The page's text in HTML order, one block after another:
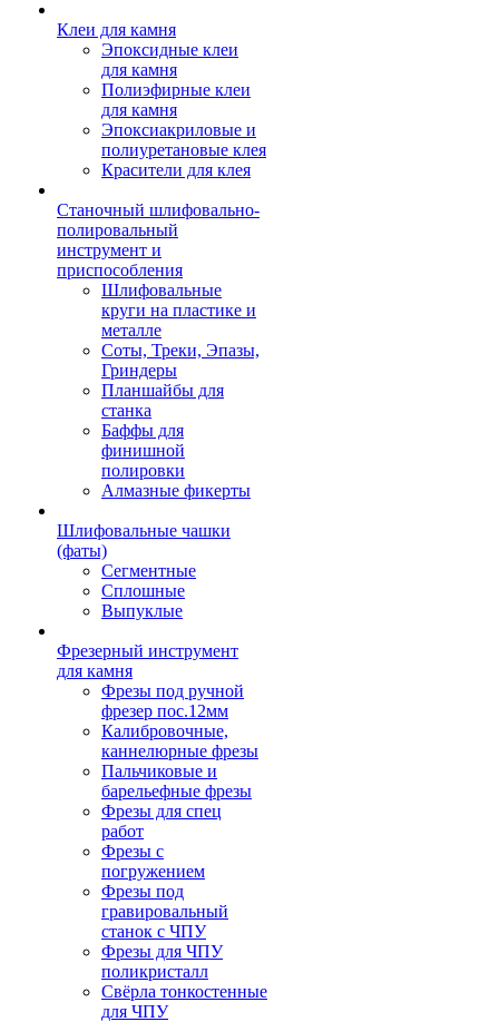
Клеи для камня
Эпоксидные клеи
для камня
Полиэфирные клеи
для камня
Эпоксиакриловые и
полиуретановые клея
Красители для клея
Станочный шлифовально-
полировальный
инструмент и
приспособления
Шлифовальные
круги на пластике и
металле
Соты, Треки, Эпазы,
Гриндеры
Планшайбы для
станка
Баффы для
финишной
полировки
Алмазные фикерты
Шлифовальные чашки
(фаты)
Сегментные
Сплошные
Выпуклые
Фрезерный инструмент
для камня
Фрезы под ручной
фрезер пос.12мм
Калибровочные,
каннелюрные фрезы
Пальчиковые и
барельефные фрезы
Фрезы для спец
работ
Фрезы с
погружением
Фрезы под
гравировальный
станок с ЧПУ
Фрезы для ЧПУ
поликристалл
Свёрла тонкостенные
для ЧПУ